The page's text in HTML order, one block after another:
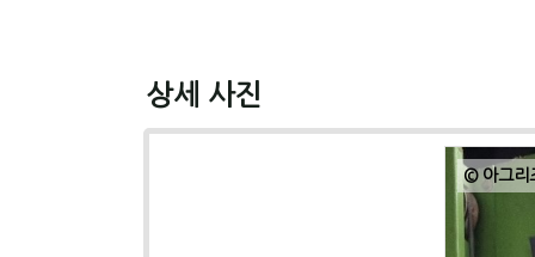
상세 사진
© 아그리